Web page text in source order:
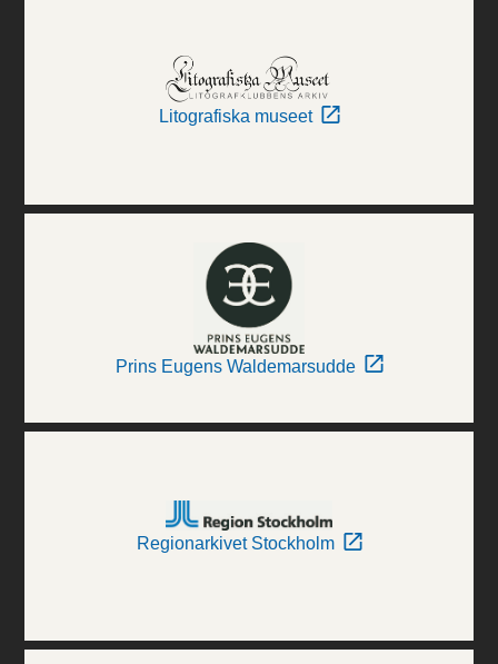
Litografiska museet
Prins Eugens Waldemarsudde
Regionarkivet Stockholm